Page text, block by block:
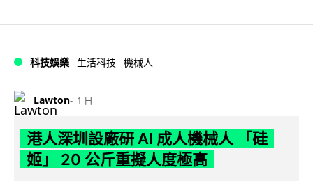
科技娛樂 生活科技 機械人
Lawton 1 日
港人深圳設廠研 AI 成人機械人 「硅
姬」 20 公斤重擬人度極高